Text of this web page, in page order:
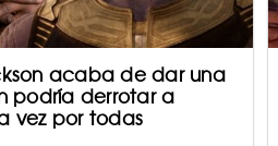
acaba de dar una
podría derrotar a
vez por todas